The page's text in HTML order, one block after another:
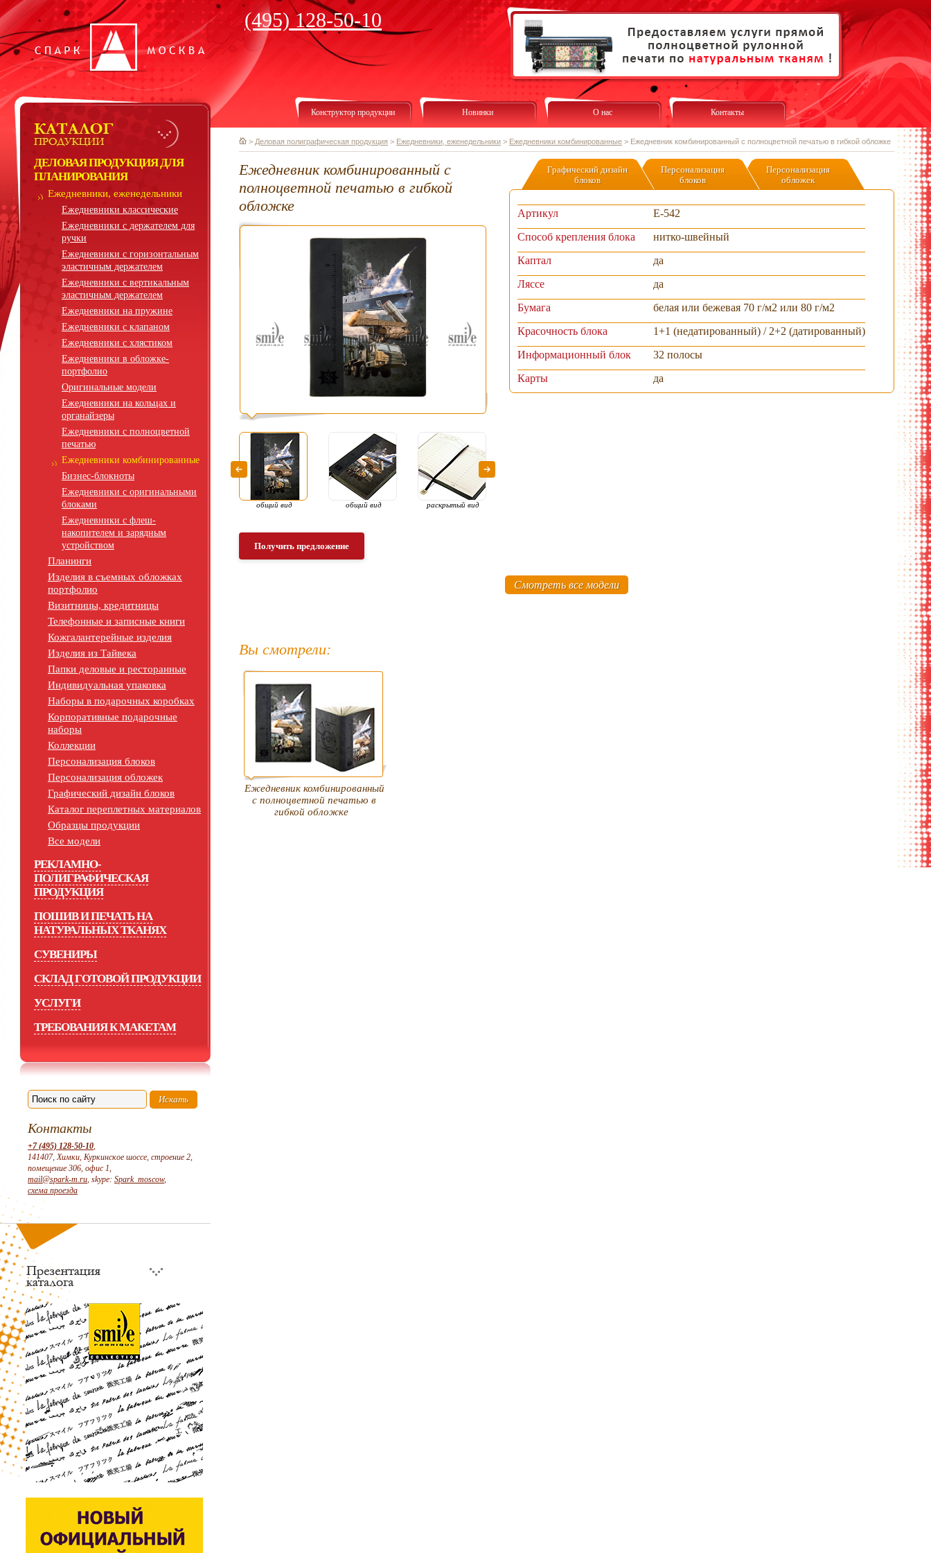
(495) 128-50-10
ДЕЛОВАЯ ПРОДУКЦИЯ ДЛЯ
ПЛАНИРОВАНИЯ
Ежедневники, еженедельники
Ежедневники классические
Ежедневники с держателем для
ручки
Ежедневники с горизонтальным
эластичным держателем
Ежедневники с вертикальным
эластичным держателем
Ежедневники на пружине
Ежедневники с клапаном
Ежедневники с хлястиком
Ежедневники в обложке-
портфолио
Оригинальные модели
Ежедневники на кольцах и
органайзеры
Ежедневники с полноцветной
печатью
Ежедневники комбинированные
Бизнес-блокноты
Ежедневники с оригинальными
блоками
Ежедневники с флеш-
накопителем и зарядным
устройством
Планинги
Изделия в съемных обложках
портфолио
Визитницы, кредитницы
Телефонные и записные книги
Кожгалантерейные изделия
Изделия из Тайвека
Папки деловые и ресторанные
Индивидуальная упаковка
Наборы в подарочных коробках
Корпоративные подарочные
наборы
Коллекции
Персонализация блоков
Персонализация обложек
Графический дизайн блоков
Каталог переплетных материалов
Образцы продукции
Все модели
РЕКЛАМНО-
ПОЛИГРАФИЧЕСКАЯ
ПРОДУКЦИЯ
ПОШИВ И ПЕЧАТЬ НА
НАТУРАЛЬНЫХ ТКАНЯХ
СУВЕНИРЫ
СКЛАД ГОТОВОЙ ПРОДУКЦИИ
УСЛУГИ
ТРЕБОВАНИЯ К МАКЕТАМ
Контакты
+7 (495) 128-50-10,
141407, Химки, Куркинское шоссе, строение 2,
помещение 306, офис 1,
mail@spark-m.ru, skype: Spark_moscow,
схема проезда
Конструктор продукции Новинки О нас Контакты
> Деловая полиграфическая продукция > Ежедневники, еженедельники > Ежедневники комбинированные > Ежедневник комбинированный с полноцветной печатью в гибкой обложке
Ежедневник комбинированный с
полноцветной печатью в гибкой
обложке
общий вид общий вид раскрытый вид раскрытый вид
Получить предложение
Графический дизайн
блоков
Персонализация
блоков
Персонализация
обложек
Артикул
Е-542
Способ крепления блока
нитко-швейный
Каптал
да
Ляссе
да
Бумага
белая или бежевая 70 г/м2 или 80 г/м2
Красочность блока
1+1 (недатированный) / 2+2 (датированный)
Информационный блок
32 полосы
Карты
да
Смотреть все модели
Вы смотрели:
Ежедневник комбинированный
с полноцветной печатью в
гибкой обложке